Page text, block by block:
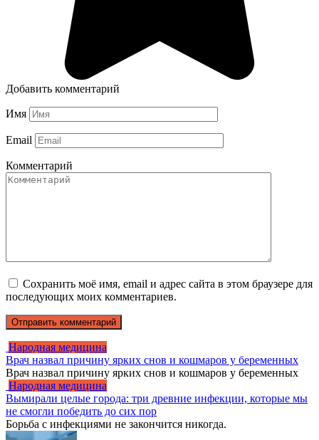
Добавить комментарий
Имя
Email
Комментарий
Сохранить моё имя, email и адрес сайта в этом браузере для
последующих моих комментариев.
Народная медицина
Врач назвал причину ярких снов и кошмаров у беременных
Врач назвал причину ярких снов и кошмаров у беременных
Народная медицина
Вымирали целые города: три древние инфекции, которые мы
не смогли победить до сих пор
Борьба с инфекциями не закончится никогда.